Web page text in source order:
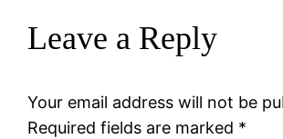
Leave a Reply
Your email address will not be
Required fields are marked *